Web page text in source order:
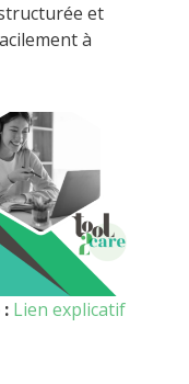
et
à
Lien explicatif